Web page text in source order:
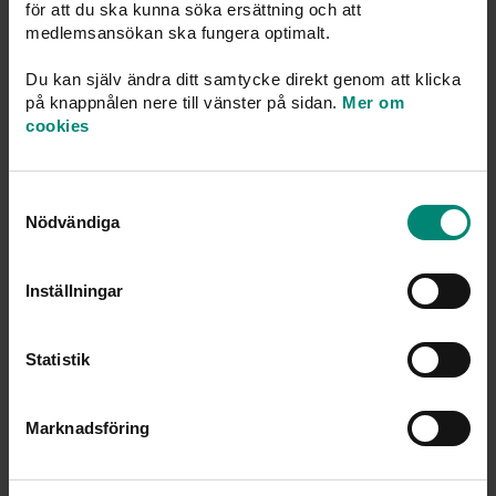
för att du ska kunna söka ersättning och att
medlemsansökan ska fungera optimalt.
Du kan själv ändra ditt samtycke direkt genom att klicka
på knappnålen nere till vänster på sidan. Mer om
cookies
Nödvändiga
Inställningar
Statistik
Marknadsföring
– A-kassan är din tveklöst viktigaste
oväntad vändning. Att vissa väljer att
missuppfattningar.
Petter Broman, statistiker och analytiker på
– För att vara berättigad till a-kassa är